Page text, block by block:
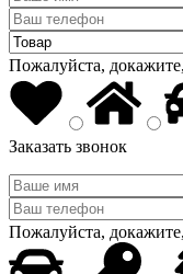
Пожалуйста,
Заказать звонок
Пожалуйста,